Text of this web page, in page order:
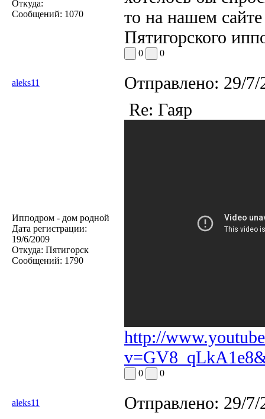
Откуда:
Сообщений: 1070
то на нашем
Пятигорского
0 0
aleks11 Отправлено: 29/
Ипподром - дом родной
Дата регистрации:
19/6/2009
Откуда: Пятигорск
Сообщений: 1790
Re: Гаяр
http://
0 0
aleks11 Отправлено: 29/